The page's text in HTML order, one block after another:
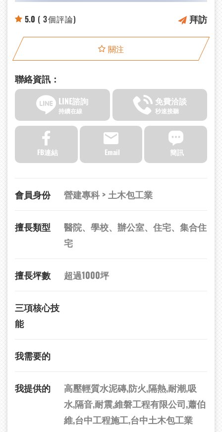
會員身份 營建專科 > 土木包工業
擅長類型
醫院、學校、辦公室、住宅、集合住
宅
擅長坪數 超過1000坪
三項核心技
能
我需要的
我提供的
高壓輕質水泥磚,防火,隔熱,耐潮,吸
水,隔音,耐震,維磐工程有限公司,蕭伯
維,台中工程施工,台中土木包工業
5.0 ( 3個評論) 拜訪
關注
聯絡資訊：
LINE諮詢
持續在線
免費洽談
秒速接聽
FB連結 Email 簡訊